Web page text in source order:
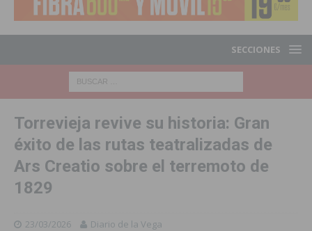
SECCIONES
Torrevieja revive su historia: Gran
éxito de las rutas teatralizadas de
Ars Creatio sobre el terremoto de
1829
23/03/2026 Diario de la Vega